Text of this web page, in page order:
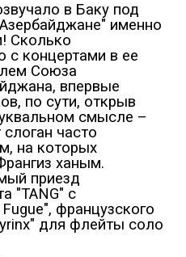
в Баку под
именно
Сколько
с концертами в ее
Союза
впервые
по сути, открыв
смысле –
часто
на которых
ханым.
приезд
"TANG" с
французского
для флейты соло